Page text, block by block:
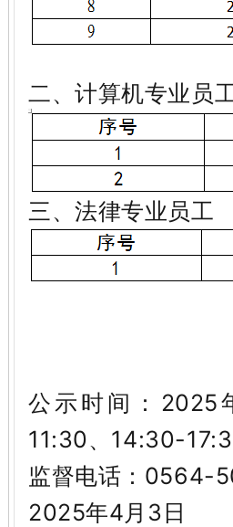
二、计算机专业员
三、法律专业员工
公示时间： 2025
11:30、14:30-
监督电话： 0564-
2025年4月 3 日